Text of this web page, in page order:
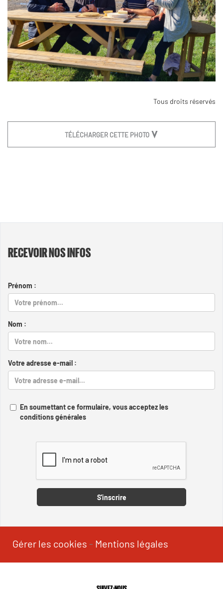
Tous droits réservés
TÉLÉCHARGER CETTE PHOTO
RECEVOIR NOS INFOS
Prénom :
Nom :
Votre adresse e-mail :
En soumettant ce formulaire, vous acceptez les
conditions générales
S'inscrire
Gérer les cookies - Mentions légales
SUIVEZ-NOUS